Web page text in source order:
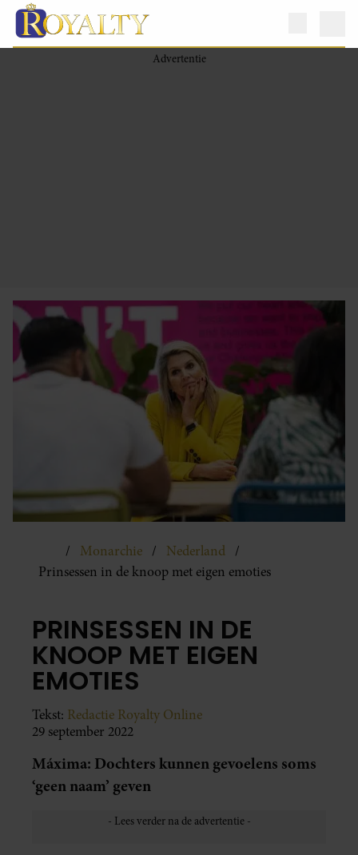
Monarchie
Nederland
Prinsessen in de knoop met eigen emoties
PRINSESSEN IN DE
KNOOP MET EIGEN
EMOTIES
Tekst: Redactie Royalty Online
29 september 2022
Máxima: Dochters kunnen gevoelens soms
‘geen naam’ geven